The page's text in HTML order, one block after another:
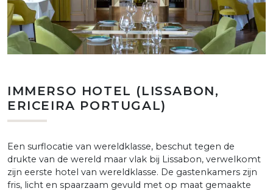
IMMERSO HOTEL (LISSABON,
ERICEIRA PORTUGAL)
Een surflocatie van wereldklasse, beschut tegen de
drukte van de wereld maar vlak bij Lissabon, verwelkomt
zijn eerste hotel van wereldklasse. De gastenkamers zijn
fris, licht en spaarzaam gevuld met op maat gemaakte